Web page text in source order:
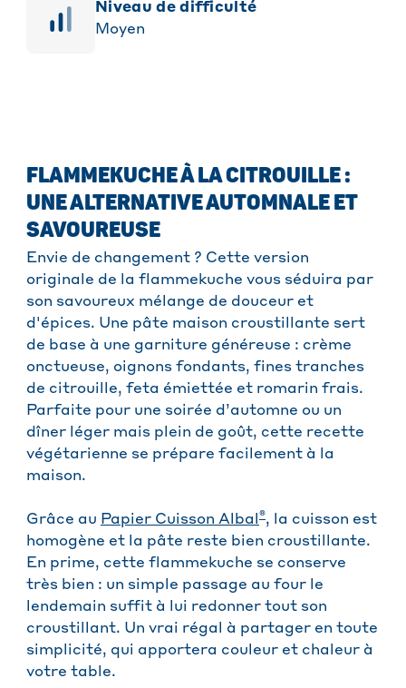
niveau de difficulté
Moyen
FLAMMEKUCHE À LA CITROUILLE :
UNE ALTERNATIVE AUTOMNALE ET
SAVOUREUSE
Envie de changement ? Cette version
originale de la flammekuche vous séduira par
son savoureux mélange de douceur et
d'épices. Une pâte maison croustillante sert
de base à une garniture généreuse : crème
onctueuse, oignons fondants, fines tranches
de citrouille, feta émiettée et romarin frais.
Parfaite pour une soirée d’automne ou un
dîner léger mais plein de goût, cette recette
végétarienne se prépare facilement à la
maison.
Grâce au Papier Cuisson Albal ®, la cuisson est
homogène et la pâte reste bien croustillante.
En prime, cette flammekuche se conserve
très bien : un simple passage au four le
lendemain suffit à lui redonner tout son
croustillant. Un vrai régal à partager en toute
simplicité, qui apportera couleur et chaleur à
votre table.